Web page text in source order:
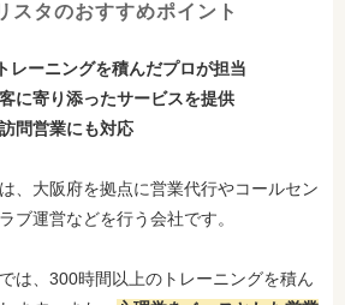
スタのおすすめポイント
レーニングを積んだプロが担当
に寄り添ったサービスを提供
問営業にも対応
は、大阪府を拠点に営業代行やコールセン
ブ運営などを行う会社です。
は、300時間以上のトレーニングを積ん